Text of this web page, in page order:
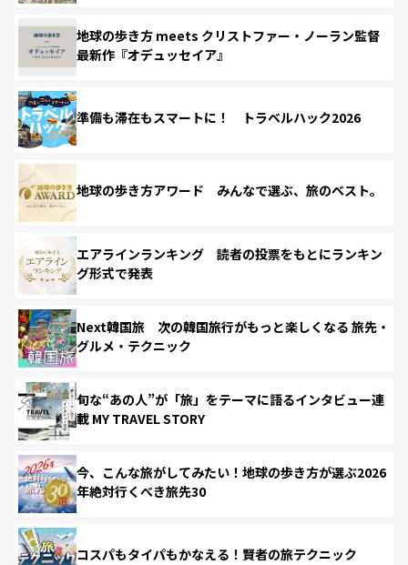
地球の歩き方 meets クリストファー・ノーラン監督
最新作『オデュッセイア』
準備も滞在もスマートに！ トラベルハック2026
地球の歩き方アワード みんなで選ぶ、旅のベスト。
エアラインランキング 読者の投票をもとにランキン
グ形式で発表
Next韓国旅 次の韓国旅行がもっと楽しくなる 旅先・
グルメ・テクニック
旬な“あの人”が「旅」をテーマに語るインタビュー連
載 MY TRAVEL STORY
今、こんな旅がしてみたい！地球の歩き方が選ぶ2026
年絶対行くべき旅先30
コスパもタイパもかなえる！賢者の旅テクニック